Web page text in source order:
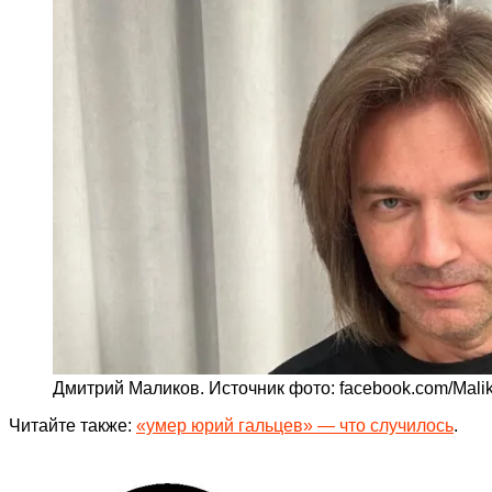
Дмитрий Маликов. Источник фото: facebook.com/
Читайте также: «умер юрий гальцев» — что случилось.